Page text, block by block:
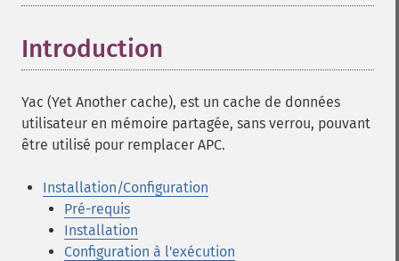
Introduction
Yac (Yet Another cache), est un cache de données
utilisateur en mémoire partagée, sans verrou, pouvant
être utilisé pour remplacer APC.
Installation/Configuration
Pré-requis
Installation
Configuration à l'exécution